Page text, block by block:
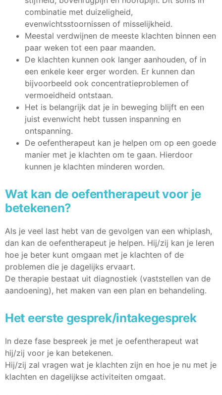
combinatie met duizeligheid,
evenwichtsstoornissen of misselijkheid.
Meestal verdwijnen de meeste klachten binnen een
paar weken tot een paar maanden.
De klachten kunnen ook langer aanhouden, of in
een enkele keer erger worden. Er kunnen dan
bijvoorbeeld ook concentratieproblemen of
vermoeidheid ontstaan.
Het is belangrijk dat je in beweging blijft en een
juist evenwicht hebt tussen inspanning en
ontspanning.
De oefentherapeut kan je helpen om op een goede
manier met je klachten om te gaan. Hierdoor
kunnen je klachten minderen worden.
Wat kan de oefentherapeut voor je
betekenen?
Als je veel last hebt van de gevolgen van een whiplash,
dan kan de oefentherapeut je helpen. Hij/zij kan je leren
hoe je beter kunt omgaan met je klachten of de
problemen die je dagelijks ervaart.
De therapie bestaat uit diagnostiek (vaststellen van de
aandoening), het maken van een plan en behandeling.
Het eerste gesprek/intakegesprek
In deze fase bespreek je met je oefentherapeut wat
hij/zij voor je kan betekenen.
Hij/zij zal vragen wat je klachten zijn en hoe je nu met je
klachten en dagelijkse activiteiten omgaat.